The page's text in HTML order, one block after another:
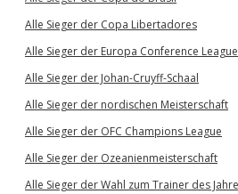
Alle Sieger der Copa Libertadores
Alle Sieger der Europa Conference League
Alle Sieger der Johan-Cruyff-Schaal
Alle Sieger der nordischen Meisterschaft
Alle Sieger der OFC Champions League
Alle Sieger der Ozeanienmeisterschaft
Alle Sieger der Wahl zum Trainer des